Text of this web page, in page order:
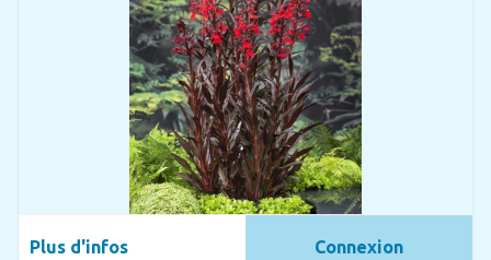
Plus d'infos Connexion